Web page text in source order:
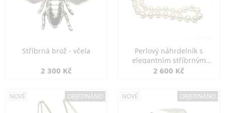
Stříbrná brož - včela
2 300 Kč
Perlový náhrdelník s
elegantním stříbrným
zapínáním
2 600 Kč
NOVÉ OBJEDNÁNO NOVÉ OBJEDNÁNO